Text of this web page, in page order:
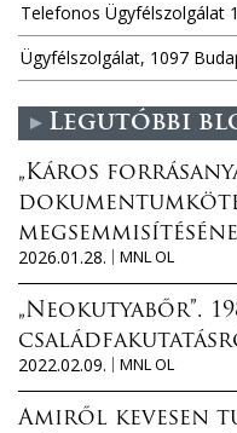
Telefonos Ügyfélszolgálat
Ügyfélszolgálat, 1097
Legutóbbi
„Káros
2026.01.28.
MNL OL
„Neokutyabőr”.
2022.02.09.
MNL OL
Amiről kevesen